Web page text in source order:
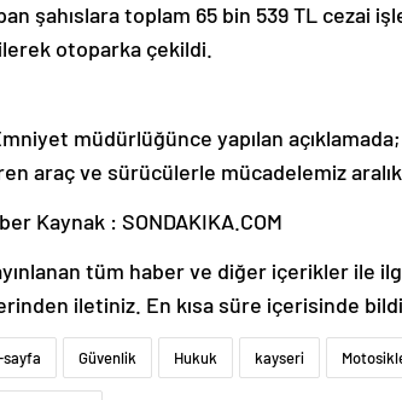
şahıslara toplam 65 bin 539 TL cezai
otoparka çekildi.
müdürlüğünce yapılan
araç ve sürücülerle mücadelemiz
Kaynak : SONDAKIKA.COM
tüm haber ve diğer içerikler ile
iletiniz. En kısa süre içerisinde
Güvenlik Hukuk kayseri